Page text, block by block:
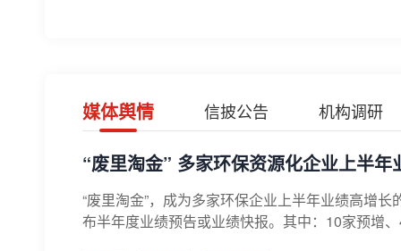
媒体舆情 信披公告 机构调研
“废里淘金” 多家环保资源化企业上半年
“废里淘金”，成为多家环保企业上半年业绩高增
布半年度业绩预告或业绩快报。其中：10家预增